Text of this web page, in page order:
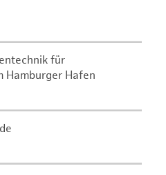
für
Hamburger Hafen